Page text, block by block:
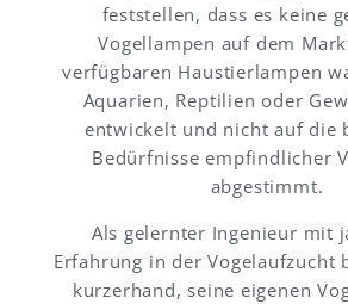
feststellen, dass es keine
Vogellampen auf dem
verfügbaren Haustierlampen
Aquarien, Reptilien oder
entwickelt und nicht auf die
Bedürfnisse empfindlicher
abgestimmt.
Als gelernter Ingenieur mit
Erfahrung in der Vogelaufzucht
kurzerhand, seine eigenen